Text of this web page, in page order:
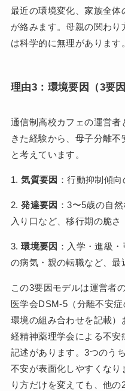
最近の環境変化、家族全
が絡みます。母親の関わ
は科学的に無理があります。
理由3：環境要因（3要
通信制高校カフェの運営者
きた経験から、母子分離
と考えています。
1.気質要因 ：行動抑制傾
2.発達要因 ：3〜5歳の自
入り口など、移行期の脆さ
3.環境要因 ：入学・進級
の病気・親の転職など、最
この3要因モデルは運営者
医学会DSM-5（分離不安
環境の組み合わせを記載
経精神薬理学会による不
記述があります。3つのう
不安が表面化しやすくな
り方だけを変えても、他